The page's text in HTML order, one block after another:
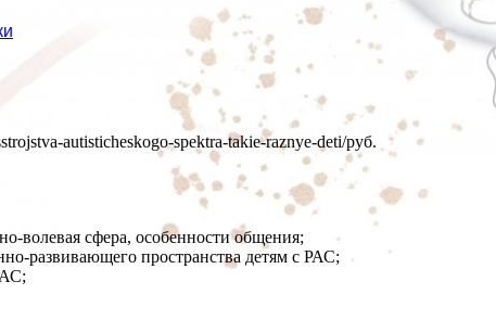
autisticheskogo-spektra-takie-raznye-deti/руб.
волевая сфера, особенности общения;
развивающего пространства детям с РАС;